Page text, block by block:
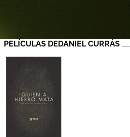
PELÍCULAS DEDANIEL CURRÁS